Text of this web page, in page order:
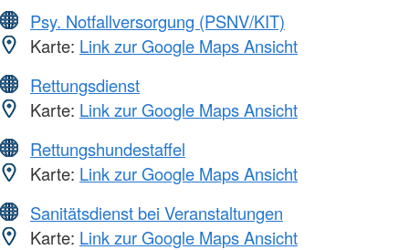
Psy. Notfallversorgung (PSNV/KIT)
Karte: Link zur Google Maps Ansicht
Rettungsdienst
Karte: Link zur Google Maps Ansicht
Rettungshundestaffel
Karte: Link zur Google Maps Ansicht
Sanitätsdienst bei Veranstaltungen
Karte: Link zur Google Maps Ansicht